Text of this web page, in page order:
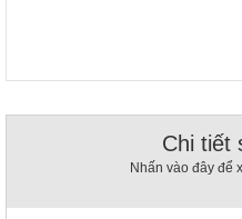
Cây
Chi tiết
Nhấn vào đây để